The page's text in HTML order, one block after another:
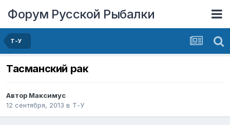
Форум Русской Рыбалки
Т-У
Тасманский рак
Автор Максимус
12 сентября, 2013 в Т-У